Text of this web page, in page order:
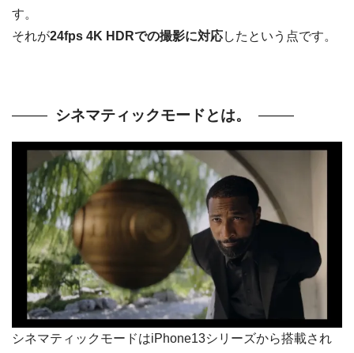
す。
それが24fps 4K HDRでの撮影に対応したという点です。
シネマティックモードとは。
シネマティックモードはiPhone13シリーズから搭載され